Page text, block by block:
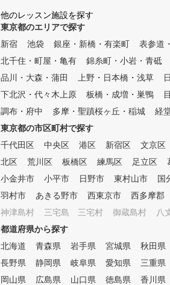
ル」も導入しスイングにおける
代償動作を防ぎケガを予防しま
す。 ※現在左利き打席のご用
意ができなくなっておりますの
で、その旨ご承知おきください
。
他のレッスン施設を探す
東京都のエリアで探す
新宿
池袋 銀座・新橋・有楽町 表参道
北千住・町屋・亀有
錦糸町・小岩・青砥
品川・大森・蒲田
上野・日本橋・浅草
下北沢・代々木上原
板橋・成増・巣鴨
調布・府中
多摩・聖蹟桜ヶ丘・稲城 経
東京都の市区町村で探す
千代田区
中央区 港区 新宿区 文京区
北区
荒川区 板橋区 練馬区 足立区
小金井市
小平市 日野市 東村山市 国
羽村市
あきる野市 西東京市 西多摩
神津島村
三宅島 三宅村 御蔵島村 八
都道府県から探す
北海道
青森県 岩手県 宮城県 秋田県
長野県
静岡県 岐阜県 愛知県 三重県
岡山県
広島県 山口県 徳島県 香川県